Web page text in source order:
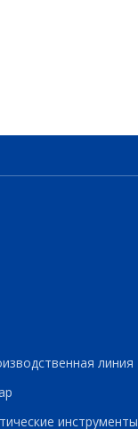
линия
инструменты